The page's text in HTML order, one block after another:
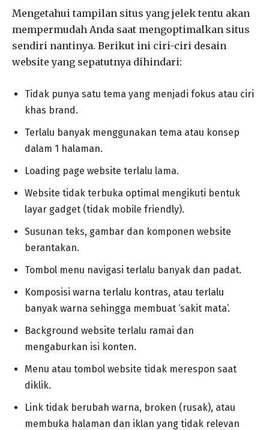
Mengetahui tampilan situs yang jelek tentu akan
mempermudah Anda saat mengoptimalkan situs
sendiri nantinya. Berikut ini ciri-ciri desain
website yang sepatutnya dihindari:
Tidak punya satu tema yang menjadi fokus atau ciri
khas brand.
Terlalu banyak menggunakan tema atau konsep
dalam 1 halaman.
Loading page website terlalu lama.
Website tidak terbuka optimal mengikuti bentuk
layar gadget (tidak mobile friendly).
Susunan teks, gambar dan komponen website
berantakan.
Tombol menu navigasi terlalu banyak dan padat.
Komposisi warna terlalu kontras, atau terlalu
banyak warna sehingga membuat ‘sakit mata’.
Background website terlalu ramai dan
mengaburkan isi konten.
Menu atau tombol website tidak merespon saat
diklik.
Link tidak berubah warna, broken (rusak), atau
membuka halaman dan iklan yang tidak relevan